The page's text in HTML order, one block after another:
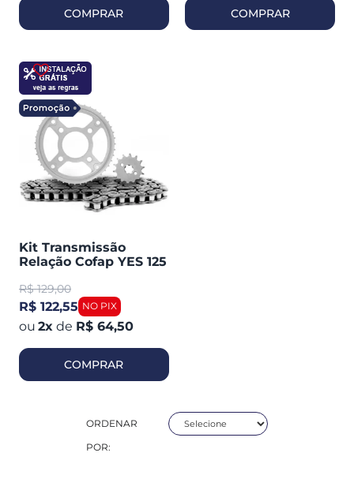
COMPRAR COMPRAR
Kit Transmissão
Relação Cofap YES 125
R$ 129,00
R$ 122,55
2x de R$ 64,50
COMPRAR
ORDENAR
POR: